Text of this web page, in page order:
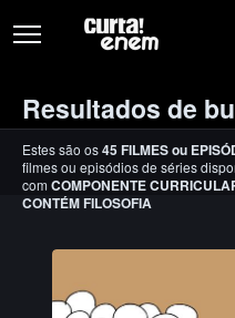
Resultados de
Estes são os45FILMESou
filmes ou episódios de séries
com COMPONENTE
CONTÉM FILOSOFIA